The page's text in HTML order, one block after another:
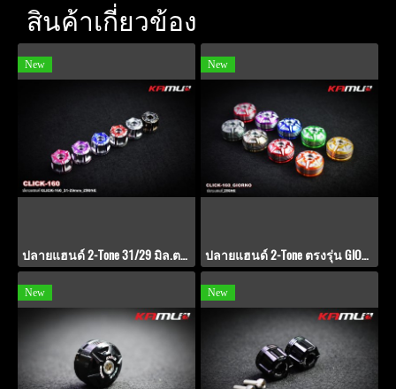
สินค้าเกี่ยวข้อง
New
ปลายแฮนด์ 2-Tone 31/29 มิล.ตรงรุ่น GIORNO+ / CLICK-160
New
ปลายแฮนด์ 2-Tone ตรงรุ่น GIORNO+ / CLICK-160
New New